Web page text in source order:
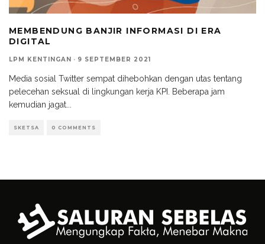
MEMBENDUNG BANJIR INFORMASI DI ERA
DIGITAL
LPM KENTINGAN · 9 SEPTEMBER 2021
Media sosial Twitter sempat dihebohkan dengan utas tentang
pelecehan seksual di lingkungan kerja KPI. Beberapa jam
kemudian jagat
SKETSA 0 COMMENTS